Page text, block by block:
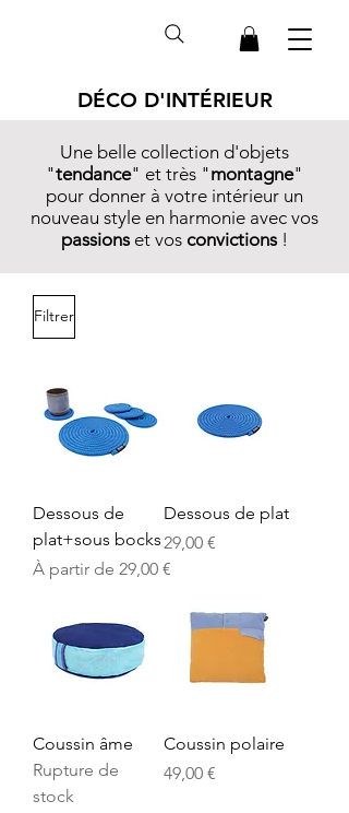
DÉCO D'INTÉRIEUR
Une belle collection d'objets
"tendance" et très "montagne"
pour donner à votre intérieur un
nouveau style en harmonie avec vos
passions et vos convictions!
Filtrer
Dessous de
plat+sous bocks
À partir de 29,00 €
Prix promotionnel
Dessous de plat
Prix
29,00 €
Coussin âme
Rupture de
stock
Coussin polaire
Prix
49,00 €